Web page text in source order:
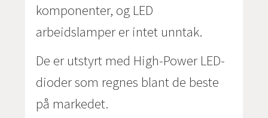
komponenter, og LED
arbeidslamper er intet unntak.
De er utstyrt med High-Power LED-
dioder som regnes blant de beste
på markedet.